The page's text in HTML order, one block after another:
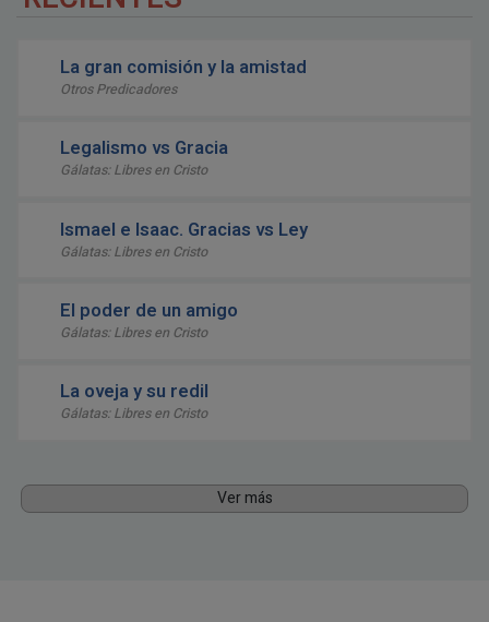
La gran comisión y la amistad
Otros Predicadores
Legalismo vs Gracia
Gálatas: Libres en Cristo
Ismael e Isaac. Gracias vs Ley
Gálatas: Libres en Cristo
El poder de un amigo
Gálatas: Libres en Cristo
La oveja y su redil
Gálatas: Libres en Cristo
Ver más